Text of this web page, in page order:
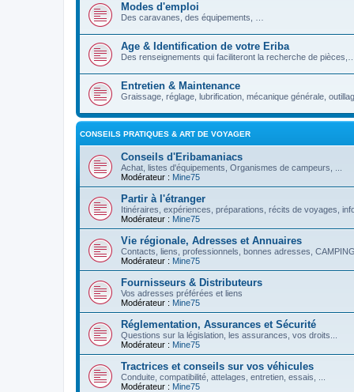
Modes d'emploi
Des caravanes, des équipements, …
Age & Identification de votre Eriba
Des renseignements qui faciliteront la recherche de pièces,…
Entretien & Maintenance
Graissage, réglage, lubrification, mécanique générale,
CONSEILS PRATIQUES & ART DE VOYAGER
Conseils d'Eribamaniacs
Achat, listes d'équipements, Organismes de campeurs, ...
Modérateur : Mine75
Partir à l'étranger
Itinéraires, expériences, préparations, récits de voyages,
Modérateur : Mine75
Vie régionale, Adresses et Annuaires
Contacts, liens, professionnels, bonnes adresses,
Modérateur : Mine75
Fournisseurs & Distributeurs
Vos adresses préférées et liens
Modérateur : Mine75
Réglementation, Assurances et Sécurité
Questions sur la législation, les assurances, vos droits...
Modérateur : Mine75
Tractrices et conseils sur vos véhicules
Conduite, compatibilité, attelages, entretien, essais, ...
Modérateur : Mine75